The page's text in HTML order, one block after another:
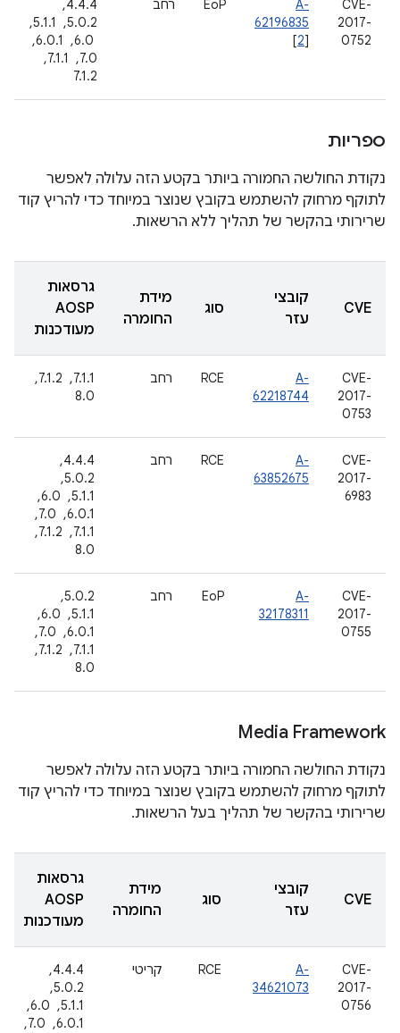
CVE-
2017-
0752
A-
62196835
[2]
EoP רחב
4.4.4, ‏
5.0.2, ‏ 5.1.1,
‏ 6.0, ‏ 6.0.1, ‏
7.0, ‏ 7.1.1, ‏
7.1.2
ספריות
נקודת החולשה החמורה ביותר בקטע הזה עלולה לאפשר
לתוקף מרחוק להשתמש בקובץ שנוצר במיוחד כדי להריץ קוד
שרירותי בהקשר של תהליך ללא הרשאות.
CVE
קובצי
עזר
סוג
מידת
החומרה
גרסאות
AOSP
מעודכנות
CVE-
2017-
0753
A-
62218744
RCE רחב
7.1.1, ‏ 7.1.2, ‏
8.0
CVE-
2017-
6983
A-
63852675
RCE רחב
4.4.4, ‏
5.0.2, ‏
5.1.1, ‏ 6.0, ‏
6.0.1, ‏ 7.0, ‏
7.1.1, ‏ 7.1.2, ‏
8.0
CVE-
2017-
0755
A-
32178311
EoP רחב
5.0.2, ‏
5.1.1, ‏ 6.0, ‏
6.0.1, ‏ 7.0, ‏
7.1.1, ‏ 7.1.2, ‏
8.0
Media Framework
נקודת החולשה החמורה ביותר בקטע הזה עלולה לאפשר
לתוקף מרחוק להשתמש בקובץ שנוצר במיוחד כדי להריץ קוד
שרירותי בהקשר של תהליך בעל הרשאות.
CVE
קובצי
עזר
סוג
מידת
החומרה
גרסאות
AOSP
מעודכנות
CVE-
2017-
0756
A-
34621073
RCE קריטי
4.4.4, ‏
5.0.2, ‏
5.1.1, ‏ 6.0, ‏
6.0.1, ‏ 7.0,